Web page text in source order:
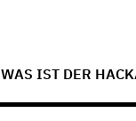
WAS IST DER